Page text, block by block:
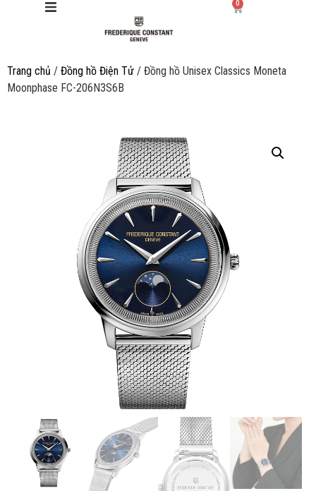
Giới thiệu
0
Trang chủ / Đồng hồ Điện Tử / Đồng hồ Unisex Classics Moneta
Moonphase FC-206N3S6B